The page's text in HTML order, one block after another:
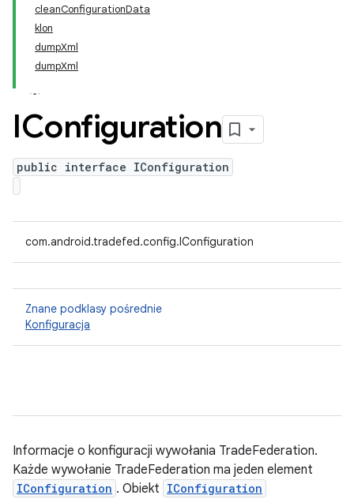
cleanConfigurationData
klon
dumpXml
dumpXml
IConfiguration
public interface IConfiguration
com.android.tradefed.config.IConfiguration
Znane podklasy pośrednie
Konfiguracja
Informacje o konfiguracji wywołania TradeFederation.
Każde wywołanie TradeFederation ma jeden element
IConfiguration . Obiekt IConfiguration